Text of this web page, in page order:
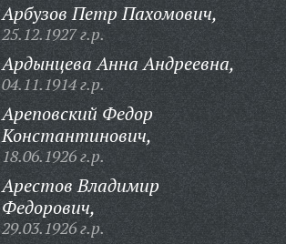
Арбузов Петр Пахомович,
25.12.1927 г.р.
Ардынцева Анна Андреевна,
04.11.1914 г.р.
Ареповский Федор
Константинович,
18.06.1926 г.р.
Арестов Владимир
Федорович,
29.03.1926 г.р.